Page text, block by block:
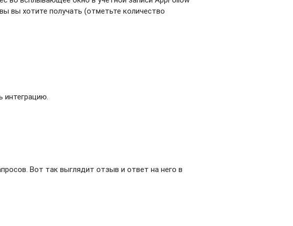
вы хотите получать (отметьте количество
интеграцию.
Вот так выглядит отзыв и ответ на него в